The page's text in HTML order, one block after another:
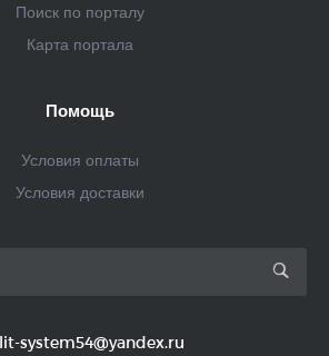
Поиск по порталу
Карта портала
Помощь
Условия оплаты
Условия доставки
system54@yandex.ru